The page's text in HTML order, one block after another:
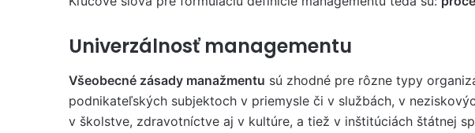
Univerzálnosť managementu
Všeobecné zásady manažmentu sú zhodné pre rôzne typy
podnikateľských subjektoch v priemysle či v službách, v
v školstve, zdravotníctve aj v kultúre, a tiež v inštitúciách štátnej